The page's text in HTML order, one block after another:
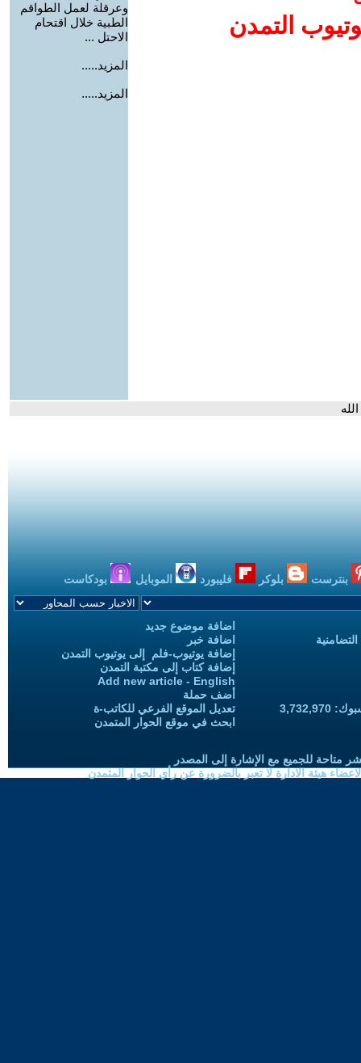
التمدن
وعرقلة لعمل الطواقم
الطبية خلال اقتحام
الاحتل ...
المزيد.....
المزيد.....
بنترست بلوكر فليبورد الموبايل بودكاست
اضافة موضوع جديد
اضافة خبر
إضافة يوتيوب-فلم إلى يوتيوب التمدن
إضافة كتاب إلى مكتبة التمدن
Add new article - English
أضف حملة
تعديل الموقع الفرعي للكاتب-ة
ابحث في موقع الحوار المتمدن
متاحة للجميع مع الإشارة إلى المصدر
هيئة الادارة لا تعبر بالضرورة عن رأي الحوار المتمدن